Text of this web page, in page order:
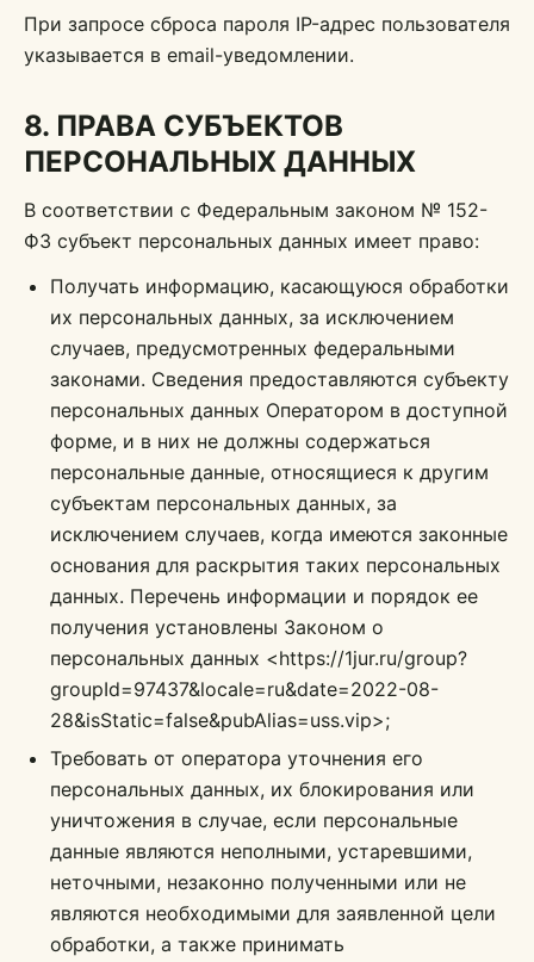
При запросе сброса пароля IP-адрес пользователя
указывается в email-уведомлении.
8. ПРАВА СУБЪЕКТОВ
ПЕРСОНАЛЬНЫХ ДАННЫХ
В соответствии с Федеральным законом № 152-
ФЗ субъект персональных данных имеет право:
Получать информацию, касающуюся обработки
их персональных данных, за исключением
случаев, предусмотренных федеральными
законами. Сведения предоставляются субъекту
персональных данных Оператором в доступной
форме, и в них не должны содержаться
персональные данные, относящиеся к другим
субъектам персональных данных, за
исключением случаев, когда имеются законные
основания для раскрытия таких персональных
данных. Перечень информации и порядок ее
получения установлены Законом о
персональных данных <https://1jur.ru/group?
groupId=97437&locale=ru&date=2022-08-
28&isStatic=false&pubAlias=uss.vip>;
Требовать от оператора уточнения его
персональных данных, их блокирования или
уничтожения в случае, если персональные
данные являются неполными, устаревшими,
неточными, незаконно полученными или не
являются необходимыми для заявленной цели
обработки, а также принимать